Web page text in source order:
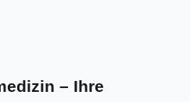
– Ihre